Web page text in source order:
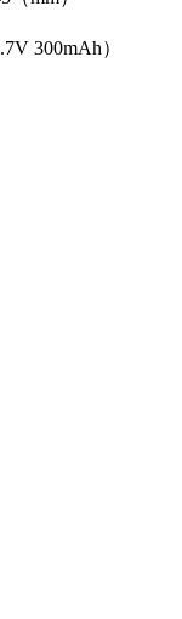
300mAh）